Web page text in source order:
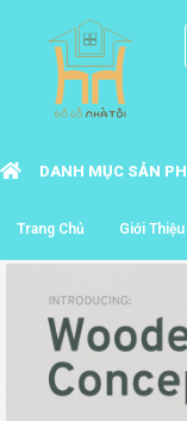
DANH MỤC SẢN
Trang Chủ Giới Thiệu